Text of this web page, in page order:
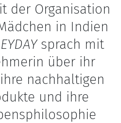
der Organisation
in Indien
sprach mit
über ihr
nachhaltigen
und ihre